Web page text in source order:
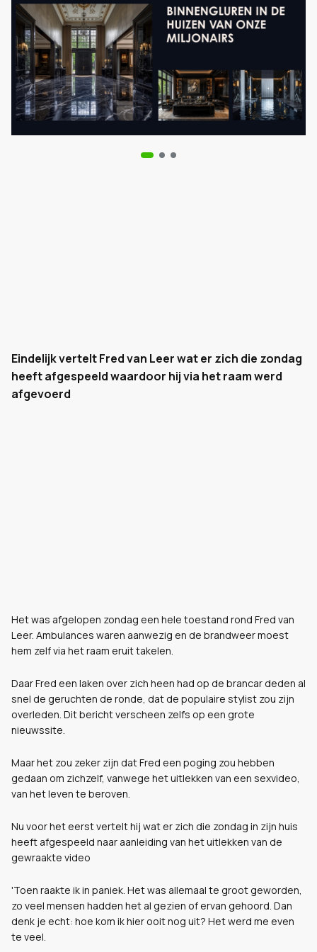
Eindelijk vertelt Fred van Leer wat er zich die zondag
heeft afgespeeld waardoor hij via het raam werd
afgevoerd
Het was afgelopen zondag een hele toestand rond Fred van
Leer. Ambulances waren aanwezig en de brandweer moest
hem zelf via het raam eruit takelen.
Daar Fred een laken over zich heen had op de brancar deden al
snel de geruchten de ronde, dat de populaire stylist zou zijn
overleden. Dit bericht verscheen zelfs op een grote
nieuwssite.
Maar het zou zeker zijn dat Fred een poging zou hebben
gedaan om zichzelf, vanwege het uitlekken van een sexvideo,
van het leven te beroven.
Nu voor het eerst vertelt hij wat er zich die zondag in zijn huis
heeft afgespeeld naar aanleiding van het uitlekken van de
gewraakte video
'Toen raakte ik in paniek. Het was allemaal te groot geworden,
zo veel mensen hadden het al gezien of ervan gehoord. Dan
denk je echt: hoe kom ik hier ooit nog uit? Het werd me even
te veel.